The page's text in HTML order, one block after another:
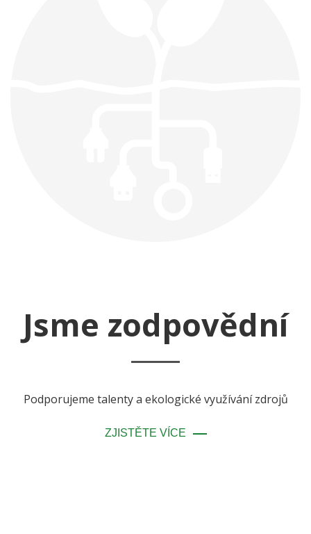
Jsme zodpovědní
Podporujeme talenty a ekologické využívání zdrojů
ZJISTĚTE VÍCE